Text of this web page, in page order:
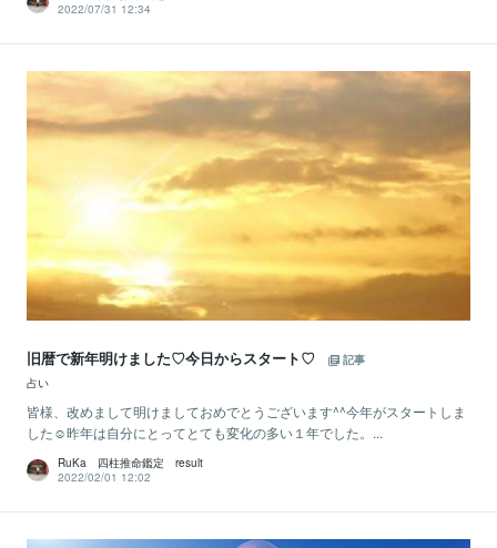
2022/07/31 12:34
旧暦で新年明けました♡今日からスタート♡
記事
占い
皆様、改めまして明けましておめでとうございます^^今年がスタートしま
した☺昨年は自分にとってとても変化の多い１年でした。...
RuKa 四柱推命鑑定 result
2022/02/01 12:02